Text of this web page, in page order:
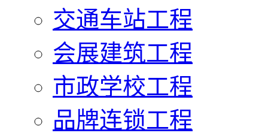
交通车站工程
会展建筑工程
市政学校工程
品牌连锁工程